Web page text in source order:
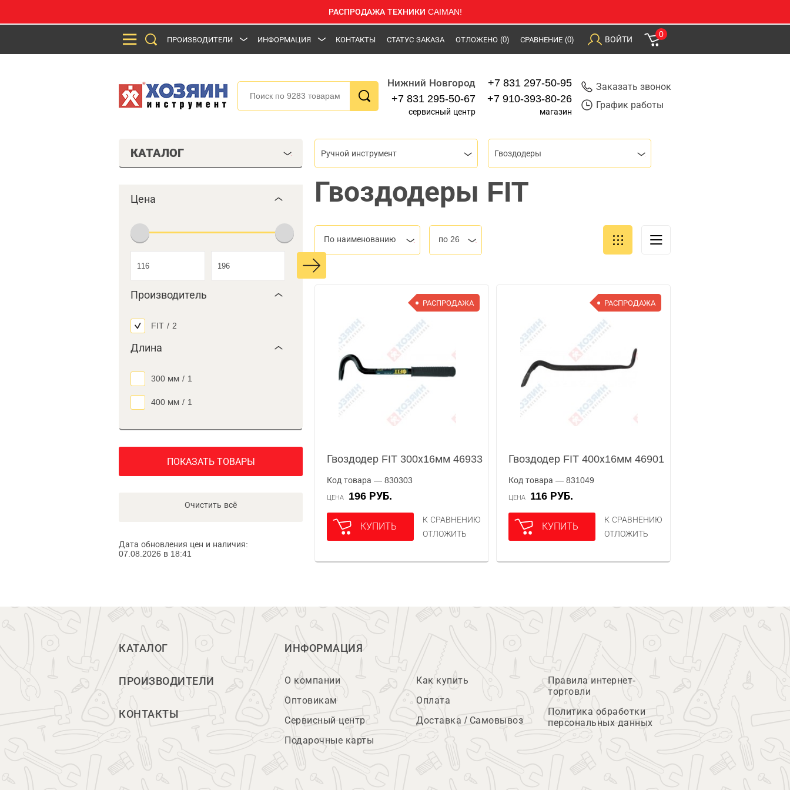
РАСПРОДАЖА ТЕХНИКИ CAIMAN!
ПРОИЗВОДИТЕЛИ ИНФОРМАЦИЯ КОНТАКТЫ СТАТУС ЗАКАЗА ОТЛОЖЕНО (0) СРАВНЕНИЕ (0) ВОЙТИ
0
Нижний Новгород
+7 831 295-50-67
сервисный центр
+7 831 297-50-95
+7 910-393-80-26
магазин
Заказать звонок
График работы
КАТАЛОГ
Цена
Производитель
FIT / 2
Длина
300 мм / 1
400 мм / 1
ПОКАЗАТЬ ТОВАРЫ
Очистить всё
Дата обновления цен и наличия:
07.08.2026 в 18:41
Ручной инструмент Гвоздодеры
Гвоздодеры FIT
По наименованию по 26
РАСПРОДАЖА
Гвоздодер FIT 300х16мм 46933
Код товара — 830303
ЦЕНА 196 РУБ.
КУПИТЬ
К СРАВНЕНИЮ
ОТЛОЖИТЬ
РАСПРОДАЖА
Гвоздодер FIT 400х16мм 46901
Код товара — 831049
ЦЕНА 116 РУБ.
КУПИТЬ
К СРАВНЕНИЮ
ОТЛОЖИТЬ
КАТАЛОГ
ПРОИЗВОДИТЕЛИ
КОНТАКТЫ
ИНФОРМАЦИЯ
О компании
Оптовикам
Сервисный центр
Подарочные карты
Как купить
Оплата
Доставка / Самовывоз
Правила интернет-
торговли
Политика обработки
персональных данных